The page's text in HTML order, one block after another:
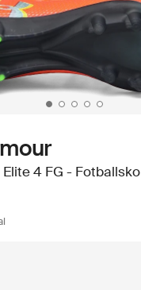
4 FG - Fotballsko